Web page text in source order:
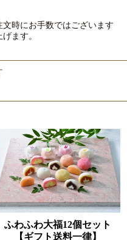
時にお手数ではございます
ます。
ふわふわ大福12個セット
【ギフト送料一律】